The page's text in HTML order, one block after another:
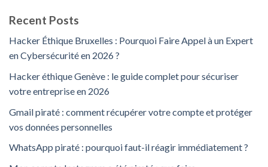
Recent Posts
Hacker Éthique Bruxelles : Pourquoi Faire Appel à un Expert
en Cybersécurité en 2026 ?
Hacker éthique Genève : le guide complet pour sécuriser
votre entreprise en 2026
Gmail piraté : comment récupérer votre compte et protéger
vos données personnelles
WhatsApp piraté : pourquoi faut-il réagir immédiatement ?